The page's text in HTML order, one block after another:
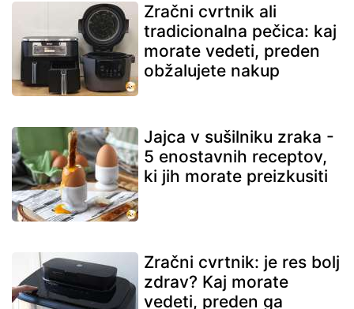
Zračni cvrtnik ali
tradicionalna pečica: kaj
morate vedeti, preden
obžalujete nakup
Jajca v sušilniku zraka -
5 enostavnih receptov,
ki jih morate preizkusiti
Zračni cvrtnik: je res bolj
zdrav? Kaj morate
vedeti, preden ga